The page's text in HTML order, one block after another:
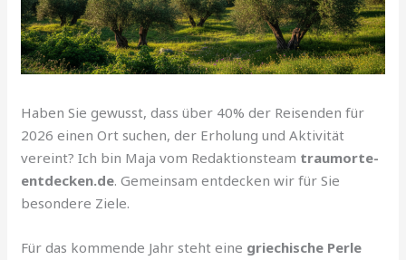
Haben Sie gewusst, dass über 40% der Reisenden für
2026 einen Ort suchen, der Erholung und Aktivität
vereint? Ich bin Maja vom Redaktionsteam traumorte-
entdecken.de. Gemeinsam entdecken wir für Sie
besondere Ziele.
Für das kommende Jahr steht eine griechische Perle